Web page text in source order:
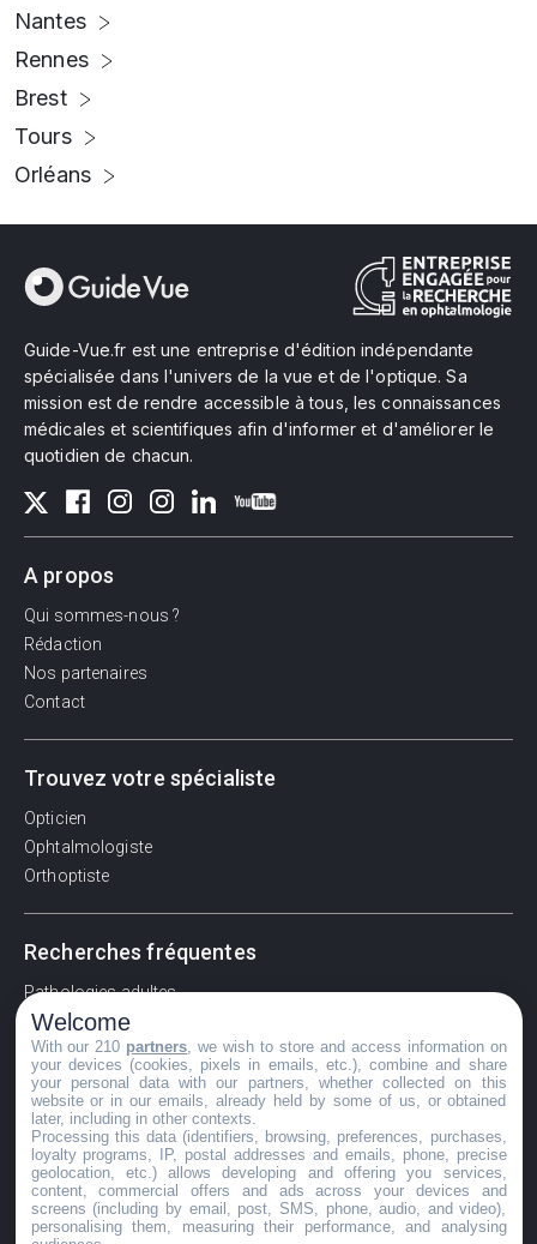
Nantes
Rennes
Brest
Tours
Orléans
Guide-Vue.fr est une entreprise d'édition indépendante
spécialisée dans l'univers de la vue et de l'optique. Sa
mission est de rendre accessible à tous, les connaissances
médicales et scientifiques afin d'informer et d'améliorer le
quotidien de chacun.
A propos
Qui sommes-nous ?
Rédaction
Nos partenaires
Contact
Trouvez votre spécialiste
Opticien
Ophtalmologiste
Orthoptiste
Recherches fréquentes
Pathologies adultes
Signes d'une urgence ophtalmologique
La vision
Acuité visuelle
Myosis / mydriase
Œdème oculaire
©GuideVue2024
Welcome
With our 210 partners , we wish to store and access information on
your devices (cookies, pixels in emails, etc.), combine and share
your personal data with our partners, whether collected on this
website or in our emails, already held by some of us, or obtained
later, including in other contexts.
Processing this data (identifiers, browsing, preferences, purchases,
loyalty programs, IP, postal addresses and emails, phone, precise
geolocation, etc.) allows developing and offering you services,
content, commercial offers and ads across your devices and
screens (including by email, post, SMS, phone, audio, and video),
personalising them, measuring their performance, and analysing